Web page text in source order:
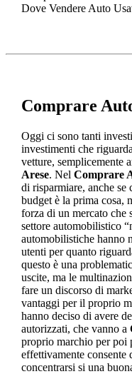
Dove Vendere Auto
Comprare
Oggi ci sono tanti
investimenti che
vetture, semplicemente
Arese. Nel Comprare
di risparmiare, anche
budget è la prima cosa,
forza di un mercato che
settore automobilistico
automobilistiche hanno
utenti per quanto
questo è una
uscite, ma le
fare un discorso di
vantaggi per il proprio
hanno deciso di avere
autorizzati, che vanno a
proprio marchio per poi
effettivamente consente
concentrarsi si una